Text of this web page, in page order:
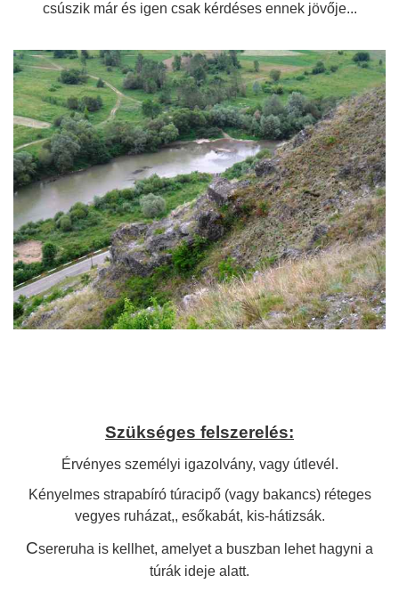
csúszik már és igen csak kérdéses ennek jövője...
Szükséges felszerelés:
Érvényes személyi igazolvány, vagy útlevél.
Kényelmes strapabíró túracipő (vagy bakancs) réteges
vegyes ruházat,, esőkabát, kis-hátizsák.
Csereruha is kellhet, amelyet a buszban lehet hagyni a
túrák ideje alatt.